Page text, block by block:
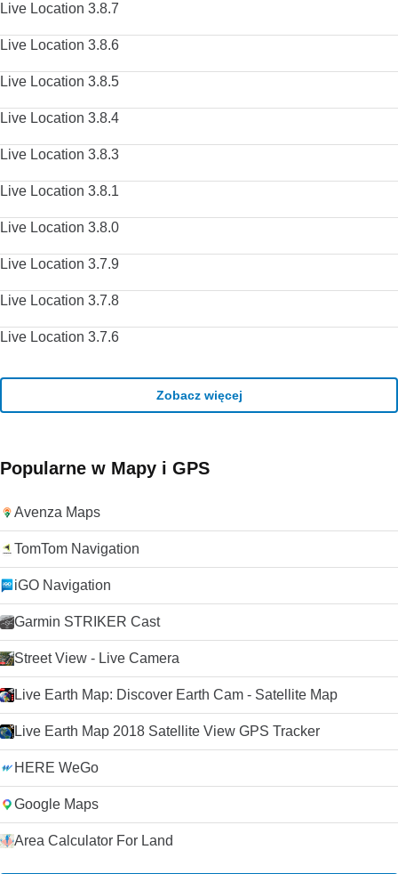
Live Location 3.8.7
Live Location 3.8.6
Live Location 3.8.5
Live Location 3.8.4
Live Location 3.8.3
Live Location 3.8.1
Live Location 3.8.0
Live Location 3.7.9
Live Location 3.7.8
Live Location 3.7.6
Zobacz więcej
Popularne w Mapy i GPS
Avenza Maps
TomTom Navigation
iGO Navigation
Garmin STRIKER Cast
Street View - Live Camera
Live Earth Map: Discover Earth Cam - Satellite Map
Live Earth Map 2018 Satellite View GPS Tracker
HERE WeGo
Google Maps
Area Calculator For Land